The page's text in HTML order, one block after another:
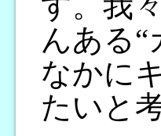
んある
なかに
たいと